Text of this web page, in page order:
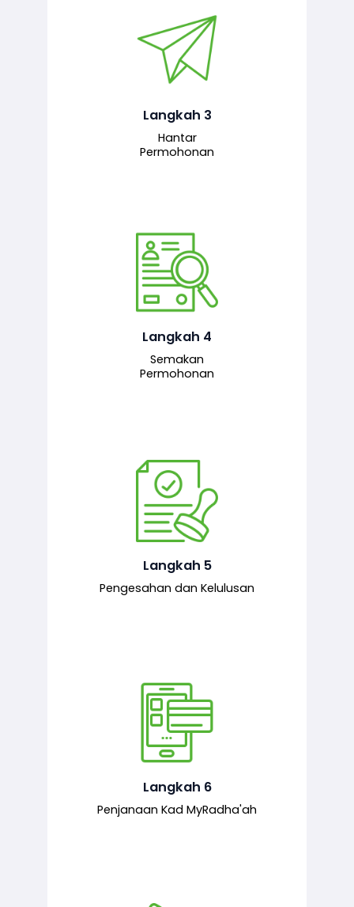
Langkah 3
Hantar
Permohonan
Permohonan yang lengkap dihantar
untuk proses semakan dan
bertanggungjawab.
Langkah 4
Semakan
Permohonan
Pegawai penyemak menyemak
maklumat yang dikemukakan. Jika
semua maklumat adalah lengkap dan
kepada pegawai pelulus untuk
tindakan seterusnya.
Langkah 5
Pengesahan dan Kelulusan
Pegawai pelulus menilai permohonan
dan memberi pengesahan serta
kelulusan akhir sekiranya semuanya
mematuhi syarat ditetapkan.
Langkah 6
Penjanaan Kad MyRadha'ah
Setelah permohonan diluluskan, kad
MyRadha’ah akan dijana.